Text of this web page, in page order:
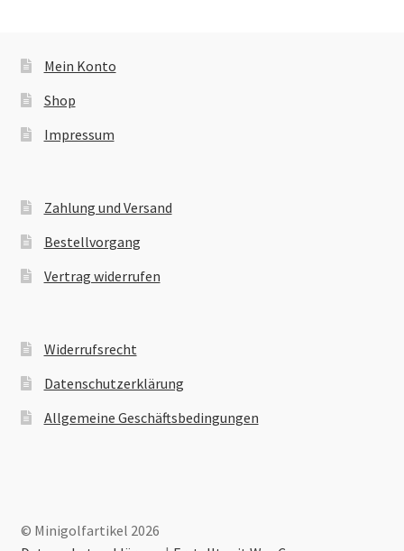
Mein Konto
Shop
Impressum
Zahlung und Versand
Bestellvorgang
Vertrag widerrufen
Widerrufsrecht
Datenschutzerklärung
Allgemeine Geschäftsbedingungen
© Minigolfartikel 2026